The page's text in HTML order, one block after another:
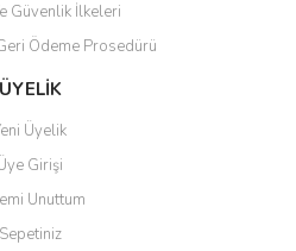
Güvenlik İlkeleri
Ödeme Prosedürü
ÜYELİK
Üyelik
Girişi
Unuttum
Sepetiniz